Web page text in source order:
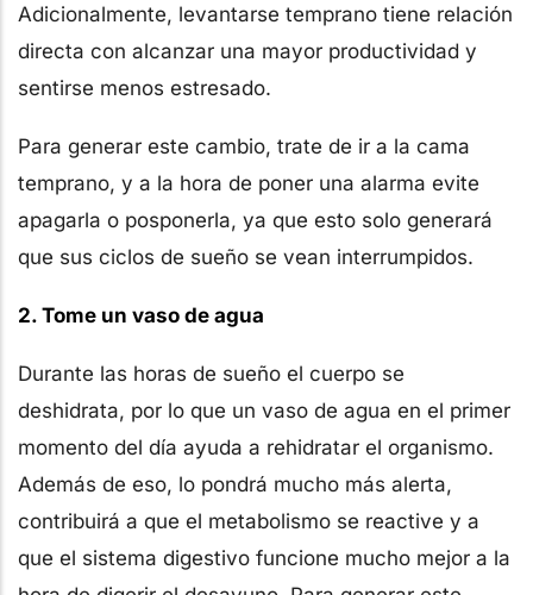
Adicionalmente, levantarse temprano tiene relación
directa con alcanzar una mayor productividad y
sentirse menos estresado.
Para generar este cambio, trate de ir a la cama
temprano, y a la hora de poner una alarma evite
apagarla o posponerla, ya que esto solo generará
que sus ciclos de sueño se vean interrumpidos.
2. Tome un vaso de agua
Durante las horas de sueño el cuerpo se
deshidrata, por lo que un vaso de agua en el primer
momento del día ayuda a rehidratar el organismo.
Además de eso, lo pondrá mucho más alerta,
contribuirá a que el metabolismo se reactive y a
que el sistema digestivo funcione mucho mejor a la